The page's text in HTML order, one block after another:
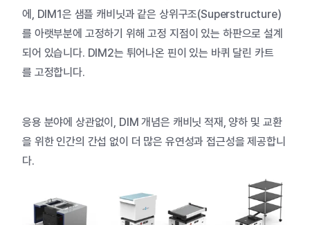
에 , DIM1은 샘플 캐비닛과 같은 상위구조(Superstructure)
를 아랫부분에 고정하기 위해 고정 지점이 있는 하판으로 설계
되어 있습니다. DIM2는 튀어나온 핀이 있는 바퀴 달린 카트
를 고정합니다.
응용 분야에 상관없이 , DIM개념은 캐비닛 적재 ,양하 및 교환
을 위한 인간의 간섭 없이 더 많은 유연성과 접근성을 제공합니
다.